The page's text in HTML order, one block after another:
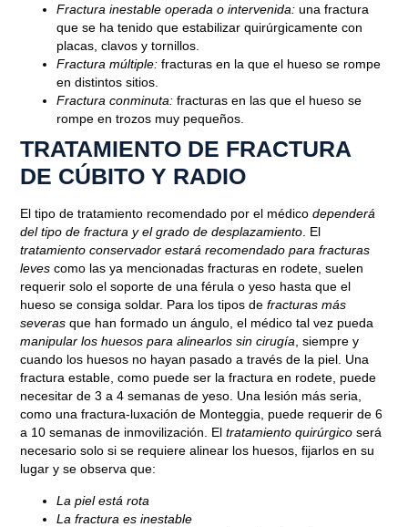
Fractura inestable operada o intervenida:una fractura
que se ha tenido que estabilizar quirúrgicamente con
placas, clavos y tornillos.
Fractura múltiple:fracturas en la que el hueso se rompe
en distintos sitios.
Fractura conminuta:fracturas en las que el hueso se
rompe en trozos muy pequeños.
TRATAMIENTO DE FRACTURA
DE CÚBITO Y RADIO
El tipo de tratamiento recomendado por el médico dependerá
del tipo de fractura y el grado de desplazamiento. El
tratamiento conservador estará recomendado para fracturas
leves como las ya mencionadas fracturas en rodete, suelen
requerir solo el soporte de una férula o yeso hasta que el
hueso se consiga soldar. Para los tipos defracturas más
severas que han formado un ángulo, el médico tal vez pueda
manipular los huesos para alinearlos sin cirugía, siempre y
cuando los huesos no hayan pasado a través de la piel. Una
fractura estable, como puede ser la fractura en rodete, puede
necesitar de 3 a 4 semanas de yeso. Una lesión más seria,
como una fractura-luxación de Monteggia, puede requerir de 6
a 10 semanas de inmovilización. Eltratamiento quirúrgico será
necesario solo si se requiere alinear los huesos, fijarlos en su
lugar y se observa que:
La piel está rota
La fractura es inestable